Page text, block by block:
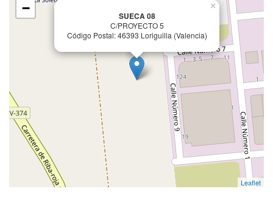
SUECA 08
C/PROYECTO 5
Código Postal: 46393 Loriguilla (Valencia)
×
−
Leaflet